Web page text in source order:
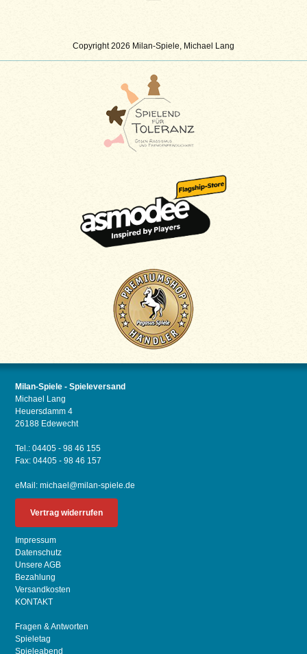
Copyright 2026 Milan-Spiele, Michael Lang
Milan-Spiele - Spieleversand
Michael Lang
Heuersdamm 4
26188 Edewecht
Tel.: 04405 - 98 46 155
Fax: 04405 - 98 46 157
eMail:michael@milan-spiele.de
Vertrag widerrufen
Impressum
Datenschutz
Unsere AGB
Bezahlung
Versandkosten
KONTAKT
Fragen & Antworten
Spieletag
Spieleabend